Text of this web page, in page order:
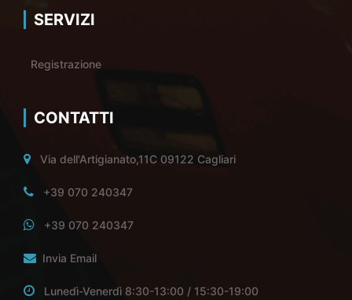
SERVIZI
Registrazione
CONTATTI
Via dell'Artigianato,11C 09122 Cagliari
+39 070 240347
+39 070 240347
Invia Email
Lunedì-Venerdì 8:30-13:00 / 15:30-19:00